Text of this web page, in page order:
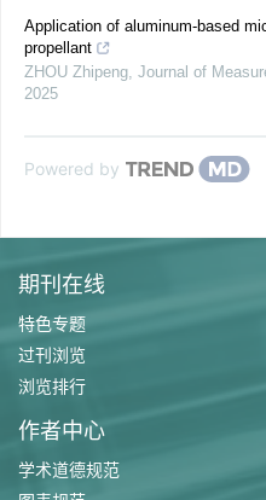
Application of aluminum-based
propellant
ZHOU Zhipeng Journal of
2025
Powered by
期刊在线
特色专题
过刊浏览
浏览排行
作者中心
学术道德规范